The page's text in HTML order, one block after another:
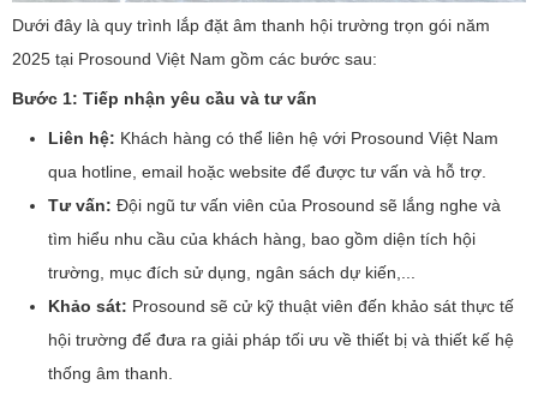
Dưới đây là quy trình lắp đặt âm thanh hội trường trọn gói năm
2025 tại Prosound Việt Nam gồm các bước sau:
Bước 1: Tiếp nhận yêu cầu và tư vấn
Liên hệ: Khách hàng có thể liên hệ với Prosound Việt Nam
qua hotline, email hoặc website để được tư vấn và hỗ trợ.
Tư vấn: Đội ngũ tư vấn viên của Prosound sẽ lắng nghe và
tìm hiểu nhu cầu của khách hàng, bao gồm diện tích hội
trường, mục đích sử dụng, ngân sách dự kiến,...
Khảo sát: Prosound sẽ cử kỹ thuật viên đến khảo sát thực tế
hội trường để đưa ra giải pháp tối ưu về thiết bị và thiết kế hệ
thống âm thanh.